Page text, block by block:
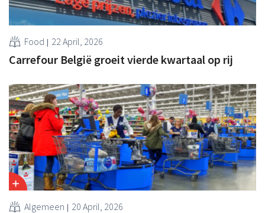
Food 22 April, 2026
Carrefour België groeit vierde kwartaal op rij
Algemeen 20 April, 2026